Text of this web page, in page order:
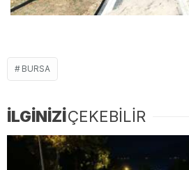
BURSA
İLGİNİZİÇEKEBİLİR